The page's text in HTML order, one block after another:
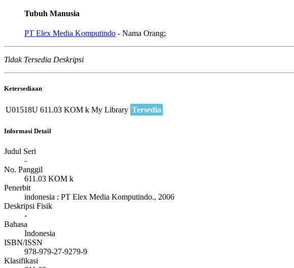
Tubuh Manusia
PT Elex Media Komputindo - Nama Orang;
Tidak Tersedia Deskripsi
Ketersediaan
U01518U 611.03 KOM k My Library Tersedia
Informasi Detail
Judul Seri
-
No. Panggil
611.03 KOM k
Penerbit
indonesia : PT Elex Media Komputindo., 2006
Deskripsi Fisik
-
Bahasa
Indonesia
ISBN/ISSN
978-979-27-9279-9
Klasifikasi